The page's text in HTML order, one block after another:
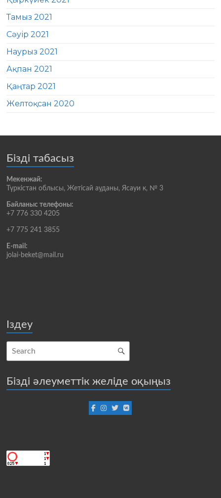
Тамыз 2021
Сәуір 2021
Наурыз 2021
Ақпан 2021
Қаңтар 2021
Желтоқсан 2020
Бізді табасыз
Мекенжай:
Түркістан облысы, Жетісай ауданы, Ясауи к, № 3
Байланыс телефоны:
+7 776 330 4205
+7 775 241 3855
E-mail:
jolai-beket@mail.ru
Іздеу
Бізді әлеуметтік желіде оқыңыз